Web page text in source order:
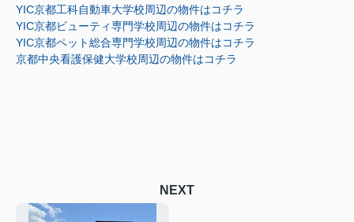
YIC京都工科自動車大学校周辺の物件はコチラ
YIC京都ビューティ専門学校周辺の物件はコチラ
YIC京都ペット総合専門学校周辺の物件はコチラ
京都中央看護保健大学校周辺の物件はコチラ
NEXT